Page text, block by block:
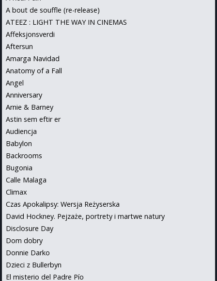
A bout de souffle (re-release)
ATEEZ : LIGHT THE WAY IN CINEMAS
Affeksjonsverdi
Aftersun
Amarga Navidad
Anatomy of a Fall
Angel
Anniversary
Arnie & Barney
Astin sem eftir er
Audiencja
Babylon
Backrooms
Bugonia
Calle Malaga
Climax
Czas Apokalipsy: Wersja Reżyserska
David Hockney. Pejzaże, portrety i martwe natury
Disclosure Day
Dom dobry
Donnie Darko
Dzieci z Bullerbyn
El misterio del Padre Pío